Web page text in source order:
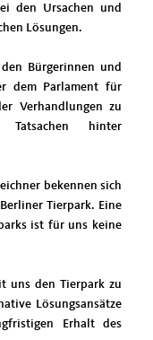
den Ursachen und
Lösungen.
Bürgerinnen und
dem Parlament für
Verhandlungen zu
hinter
bekennen sich
Tierpark. Eine
ist für uns keine
uns den Tierpark zu
Lösungsansätze
Erhalt des